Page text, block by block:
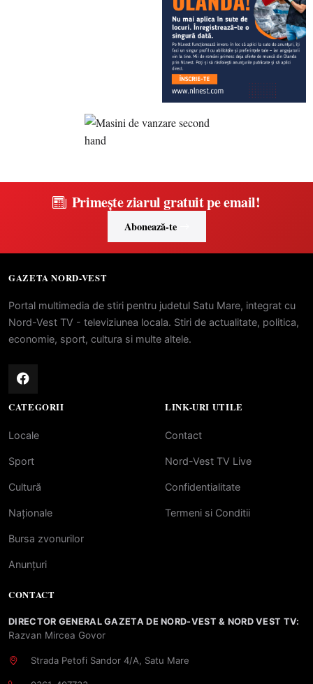
Primește ziarul gratuit pe email!
Abonează-te
GAZETA NORD-VEST
Portal multimedia de stiri pentru judetul Satu Mare, integrat cu
Nord-Vest TV - televiziunea locala. Stiri de actualitate, politica,
economie, sport, cultura si multe altele.
CATEGORII
Locale
Sport
Cultură
Naționale
Bursa zvonurilor
Anunțuri
LINK-URI UTILE
Contact
Nord-Vest TV Live
Confidentialitate
Termeni si Conditii
CONTACT
DIRECTOR GENERAL GAZETA DE NORD-VEST & NORD VEST TV:
Razvan Mircea Govor
Strada Petofi Sandor 4/A, Satu Mare